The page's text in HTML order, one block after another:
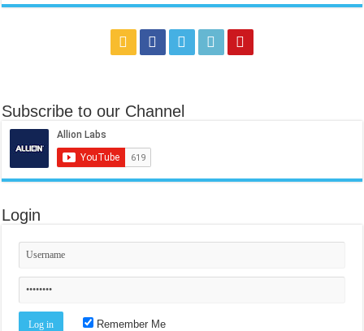
Subscribe to our Channel
Login
Remember Me